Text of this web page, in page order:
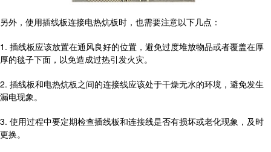
另外，使用插线板连接电热炕板时，也需要注意以下几点：
1. 插线板应该放置在通风良好的位置，避免过度堆放物品或者覆盖在厚
厚的毯子下面，以免造成过热引发火灾。
2. 插线板和电热炕板之间的连接线应该处于干燥无水的环境，避免发生
漏电现象。
3. 使用过程中要定期检查插线板和连接线是否有损坏或老化现象，及时
更换。